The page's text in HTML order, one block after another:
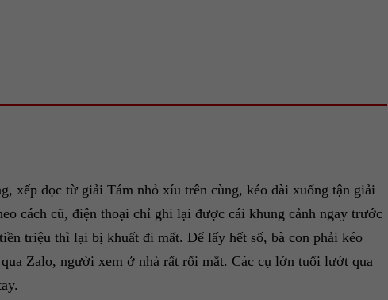
xếp dọc từ giải Tám nhỏ xíu trên cùng, kéo dài xuống tận giải
cách cũ, điện thoại chỉ ghi lại được cái khung cảnh ngay trước
triệu thì lại bị khuất đi mất. Để lấy hết số, bà con phải kéo
Zalo, người xem ở nhà rất rối mắt. Các cụ lớn tuổi lướt qua